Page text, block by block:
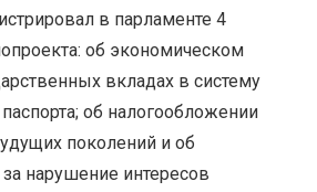
в парламенте 4
об экономическом
вкладах в систему
об налогообложении
поколений и об
за нарушение интересов